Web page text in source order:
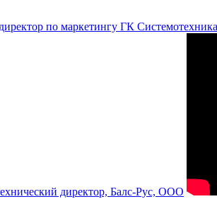
по маркетингу ГК Системотехника
директор, Балс-Рус, ООО